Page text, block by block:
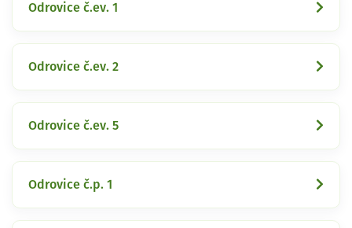
Odrovice č.ev. 1
Odrovice č.ev. 2
Odrovice č.ev. 5
Odrovice č.p. 1